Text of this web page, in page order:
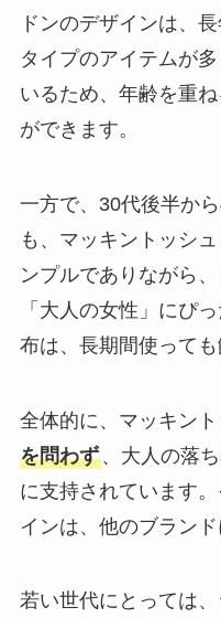
ドンのデザインは、
タイプのアイテムが多
いるため、年齢を重
ができます。
一方で、30代後半か
も、マッキントッシ
ンプルでありながら
「大人の女性」にぴ
布は、長期間使っても
全体的に、マッキント
を問わず、大人の落
に支持されています
インは、他のブラン
若い世代にとっては